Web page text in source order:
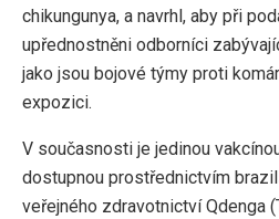
chikungunya, a navrhl, aby při
upřednostněni odborníci
jako jsou bojové týmy proti
expozici.
V současnosti je jedinou
dostupnou prostřednictvím
veřejného zdravotnictví Qdenga